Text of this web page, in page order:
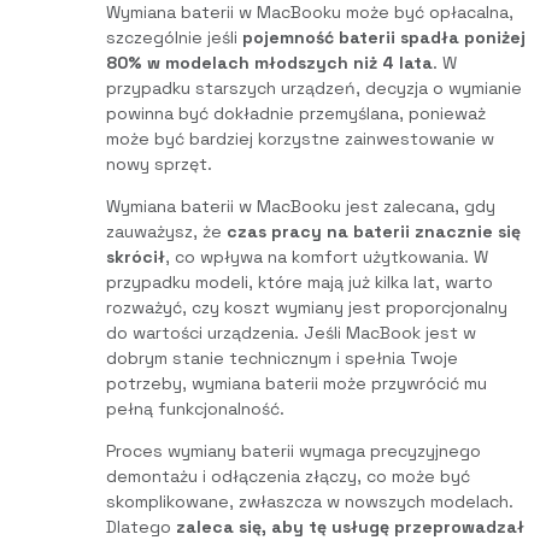
Wymiana baterii w MacBooku może być opłacalna,
szczególnie jeśli pojemność baterii spadła poniżej
80% w modelach młodszych niż 4 lata. W
przypadku starszych urządzeń, decyzja o wymianie
powinna być dokładnie przemyślana, ponieważ
może być bardziej korzystne zainwestowanie w
nowy sprzęt.
Wymiana baterii w MacBooku jest zalecana, gdy
zauważysz, że czas pracy na baterii znacznie się
skrócił, co wpływa na komfort użytkowania. W
przypadku modeli, które mają już kilka lat, warto
rozważyć, czy koszt wymiany jest proporcjonalny
do wartości urządzenia. Jeśli MacBook jest w
dobrym stanie technicznym i spełnia Twoje
potrzeby, wymiana baterii może przywrócić mu
pełną funkcjonalność.
Proces wymiany baterii wymaga precyzyjnego
demontażu i odłączenia złączy, co może być
skomplikowane, zwłaszcza w nowszych modelach.
Dlatego zaleca się, aby tę usługę przeprowadzał